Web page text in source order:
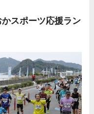
スポーツ応援ラン